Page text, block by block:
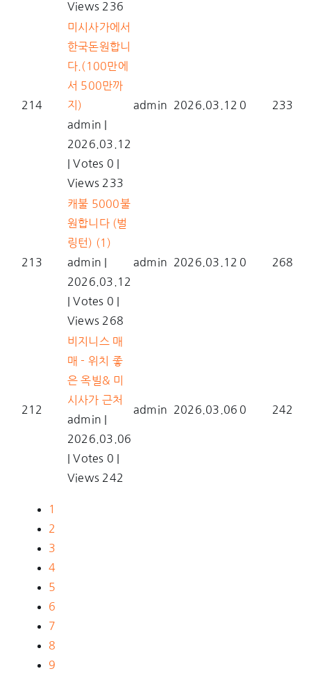
Views 236
214
미시사가에서
한국돈원합니
다.(100만에
서 500만까
지)
admin
2026.03.12
Votes 0
Views 233
admin 2026.03.12 0 233
213
캐불 5000불
원합니다 (벌
링턴) (1)
admin
2026.03.12
Votes 0
Views 268
admin 2026.03.12 0 268
212
비지니스 매
매 - 위치 좋
은 옥빌& 미
시사가 근처
admin
2026.03.06
Votes 0
Views 242
admin 2026.03.06 0 242
1
2
3
4
5
6
7
8
9